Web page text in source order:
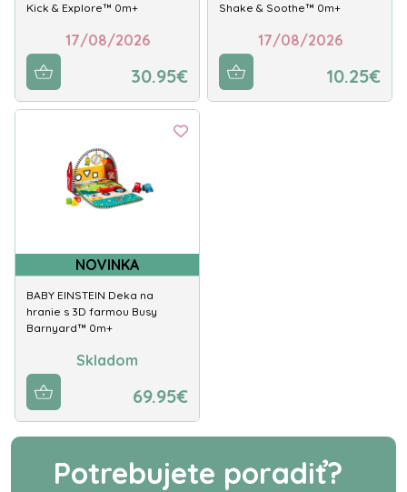
Kick & Explore™ 0m+
17/08/2026
30.95€
Shake & Soothe™ 0m+
17/08/2026
10.25€
NOVINKA
BABY EINSTEIN Deka na
hranie s 3D farmou Busy
Barnyard™ 0m+
Skladom
69.95€
Potrebujete poradiť?